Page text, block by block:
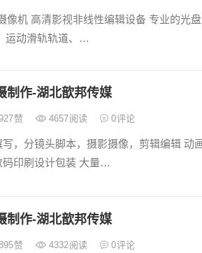
像机 高清影视非线性编辑设备 专业的光
运动滑轨轨道、…
制作-湖北歆邦传媒
赞 4657阅读 0评论
，分镜头脚本，摄影摄像，剪辑编辑 动
码印刷设计包装 大量…
制作-湖北歆邦传媒
赞 4332阅读 0评论